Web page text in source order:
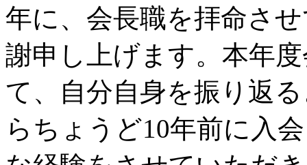
年に、会長職を拝命さ
謝申し上げます。本年
て、自分自身を振り返
らちょうど10年前に入